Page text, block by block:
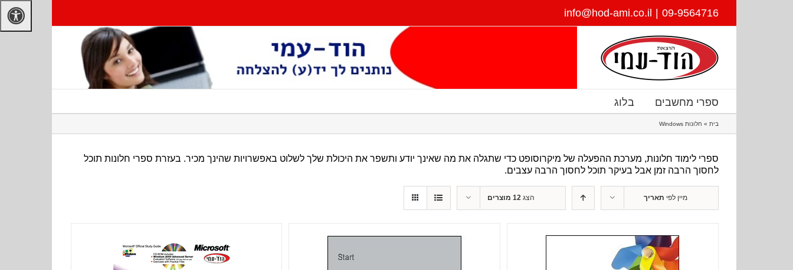
09-9564716
info@hod-ami.co.il
ספרי מחשבים בלוג
בית » חלונות Windows
ספרי לימוד חלונות, מערכת ההפעלה של מיקרוסופט כדי שתגלה את מה שאינך יודע ותשפר את היכולת שלך לשלוט באפשרויות שהינך מכיר. בעזרת ספרי חלונות תוכל
לחסוך הרבה זמן אבל בעיקר תוכל לחסוך הרבה עצבים.
מיין לפי תאריך הצג12 מוצרים